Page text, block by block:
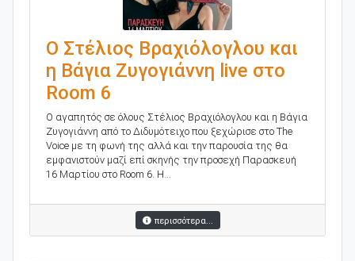
Ο Στέλιος Βραχιόλογλου και
η Βάγια Ζυγογιάννη live στο
Room 6
Ο αγαπητός σε όλους Στέλιος Βραχιόλογλου και η Βάγια
Ζυγογιάννη από το Διδυμότειχο που ξεχώρισε στο The
Voice με τη φωνή της αλλά και την παρουσία της θα
εμφανιστούν μαζί επί σκηνής την προσεχή Παρασκευή
16 Μαρτίου στο Room 6. Η...
περισσότερα...